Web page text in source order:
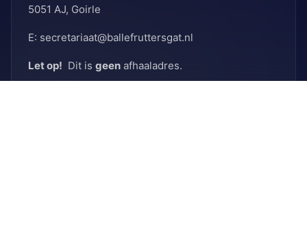
5051 AJ, Goirle
E: secretariaat@ballefruttersgat.nl
Let op! Dit is geen afhaaladres.